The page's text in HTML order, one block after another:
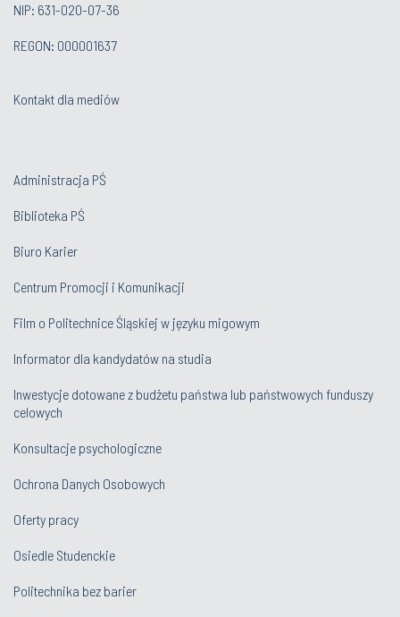
NIP: 631-020-07-36
REGON: 000001637
Kontakt dla mediów
Administracja PŚ
Biblioteka PŚ
Biuro Karier
Centrum Promocji i Komunikacji
Film o Politechnice Śląskiej w języku migowym
Informator dla kandydatów na studia
Inwestycje dotowane z budżetu państwa lub państwowych funduszy
celowych
Konsultacje psychologiczne
Ochrona Danych Osobowych
Oferty pracy
Osiedle Studenckie
Politechnika bez barier